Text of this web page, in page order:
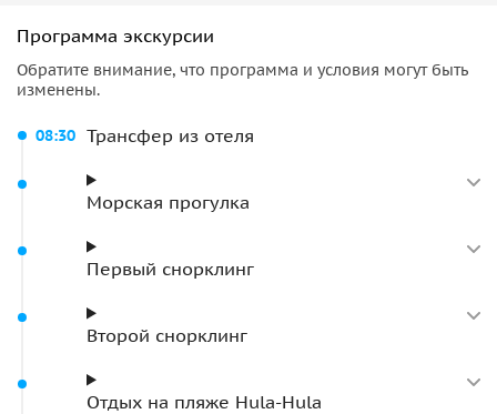
Программа экскурсии
Обратите внимание, что программа и условия могут быть
изменены.
08:30 Трансфер из отеля
Морская прогулка
Первый снорклинг
Второй снорклинг
Отдых на пляже Hula-Hula